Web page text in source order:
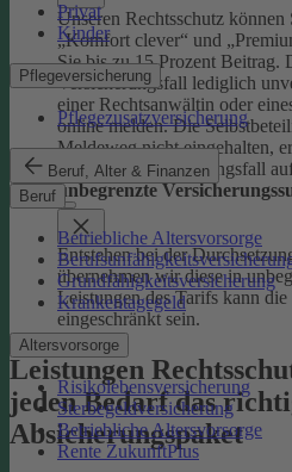
Privat
Kinder
Pflegeversicherung
Pflegezusatzversicherung
Beruf, Alter & Finanzen
Beruf
Betriebliche Altersvorsorge
Grundfähigkeitsversicherung
Krankentagegeld
Altersvorsorge
Risikolebensversicherung
Sterbegeldversicherung
Betriebliche Altersvorsorge
Rente ZukunftPlus
Unseren Rechtsschutz
„Komfort clever“ und
Sie bis zu 15 Prozent Beitrag.
Versicherungsfall lediglich
einer Rechtsanwältin oder
online melden. Die
Meldeweg nicht eingehalten,
für diesen Versicherungsfall
unbegrenzte
Entstehen bei der
übernehmen wir diese in
Leistungen des Tarifs kann
eingeschränkt sein.
Leistungen
jeden Bedarf das
Absicherungspaket